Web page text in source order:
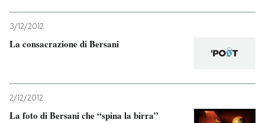
3/12/2012
La consacrazione di Bersani
2/12/2012
La foto di Bersani che “spina la birra”